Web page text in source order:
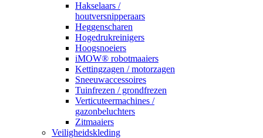
Hakselaars /
houtversnipperaars
Heggenscharen
Hogedrukreinigers
Hoogsnoeiers
iMOW® robotmaaiers
Kettingzagen / motorzagen
Sneeuwaccessoires
Tuinfrezen / grondfrezen
Verticuteermachines /
gazonbeluchters
Zitmaaiers
Veiligheidskleding